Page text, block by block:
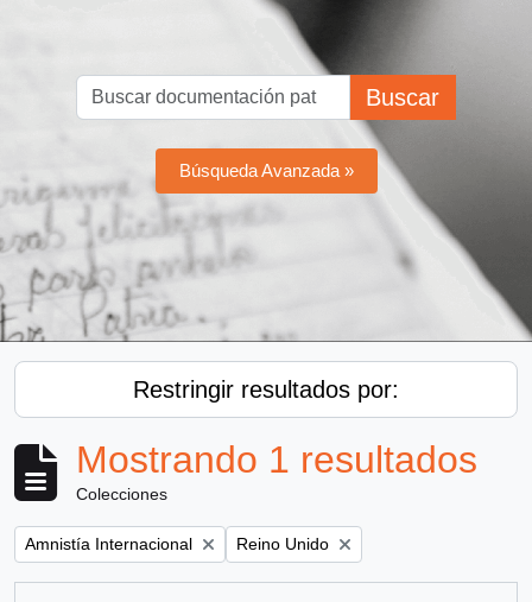
Buscar
Búsqueda Avanzada »
Restringir resultados por:
Mostrando 1 resultados
Colecciones
Remove filter:
Amnistía Internacional Remove filter:
Reino Unido